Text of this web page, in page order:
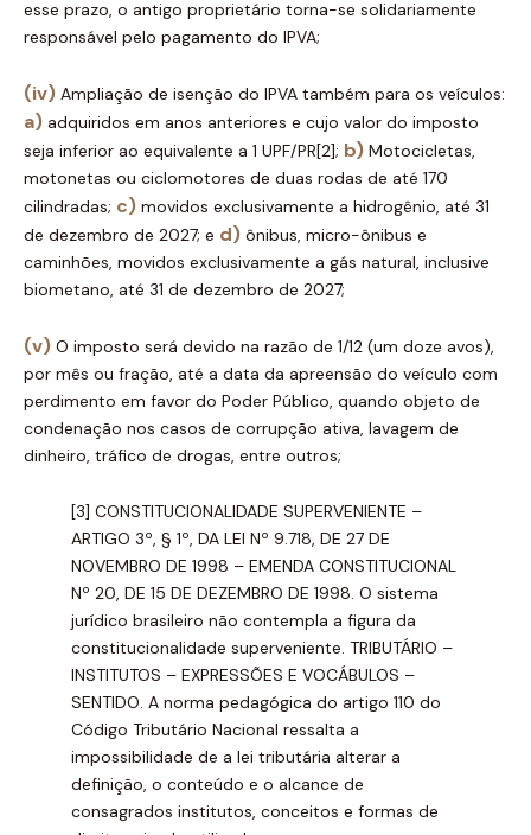
esse prazo, o antigo proprietário torna-se solidariamente
responsável pelo pagamento do IPVA;
(iv) Ampliação de isenção do IPVA também para os veículos:
a) adquiridos em anos anteriores e cujo valor do imposto
seja inferior ao equivalente a 1 UPF/PR[2]; b) Motocicletas,
motonetas ou ciclomotores de duas rodas de até 170
cilindradas; c) movidos exclusivamente a hidrogênio, até 31
de dezembro de 2027; e d) ônibus, micro-ônibus e
caminhões, movidos exclusivamente a gás natural, inclusive
biometano, até 31 de dezembro de 2027;
(v) O imposto será devido na razão de 1/12 (um doze avos),
por mês ou fração, até a data da apreensão do veículo com
perdimento em favor do Poder Público, quando objeto de
condenação nos casos de corrupção ativa, lavagem de
dinheiro, tráfico de drogas, entre outros;
[3] CONSTITUCIONALIDADE SUPERVENIENTE –
ARTIGO 3º, § 1º, DA LEI Nº 9.718, DE 27 DE
NOVEMBRO DE 1998 – EMENDA CONSTITUCIONAL
Nº 20, DE 15 DE DEZEMBRO DE 1998. O sistema
jurídico brasileiro não contempla a figura da
constitucionalidade superveniente. TRIBUTÁRIO –
INSTITUTOS – EXPRESSÕES E VOCÁBULOS –
SENTIDO. A norma pedagógica do artigo 110 do
Código Tributário Nacional ressalta a
impossibilidade de a lei tributária alterar a
definição, o conteúdo e o alcance de
consagrados institutos, conceitos e formas de